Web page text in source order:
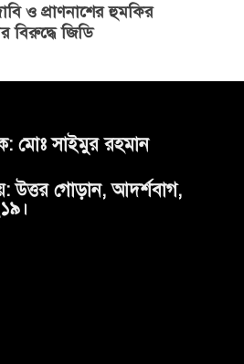
ও প্রাণনাশের হুমকির
বিরুদ্ধে জিডি
মোঃ সাইমুর রহমান
উত্তর গোড়ান, আদর্শবাগ,